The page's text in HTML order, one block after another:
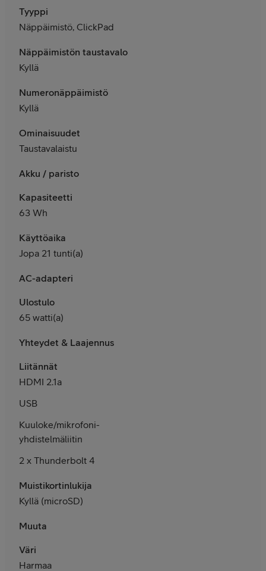
Tyyppi
Näppäimistö, ClickPad
Näppäimistön taustavalo
Kyllä
Numeronäppäimistö
Kyllä
Ominaisuudet
Taustavalaistu
Akku / paristo
Kapasiteetti
63 Wh
Käyttöaika
Jopa 21 tunti(a)
AC-adapteri
Ulostulo
65 watti(a)
Yhteydet & Laajennus
Liitännät
HDMI 2.1a
USB
Kuuloke/mikrofoni-
yhdistelmäliitin
2 x Thunderbolt 4
Muistikortinlukija
Kyllä (microSD)
Muuta
Väri
Harmaa